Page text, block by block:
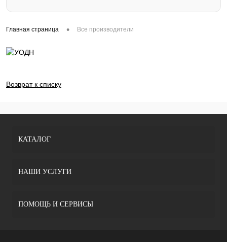
Главная страница • Все производители
Возврат к списку
КАТАЛОГ
НАШИ УСЛУГИ
ПОМОЩЬ И СЕРВИСЫ